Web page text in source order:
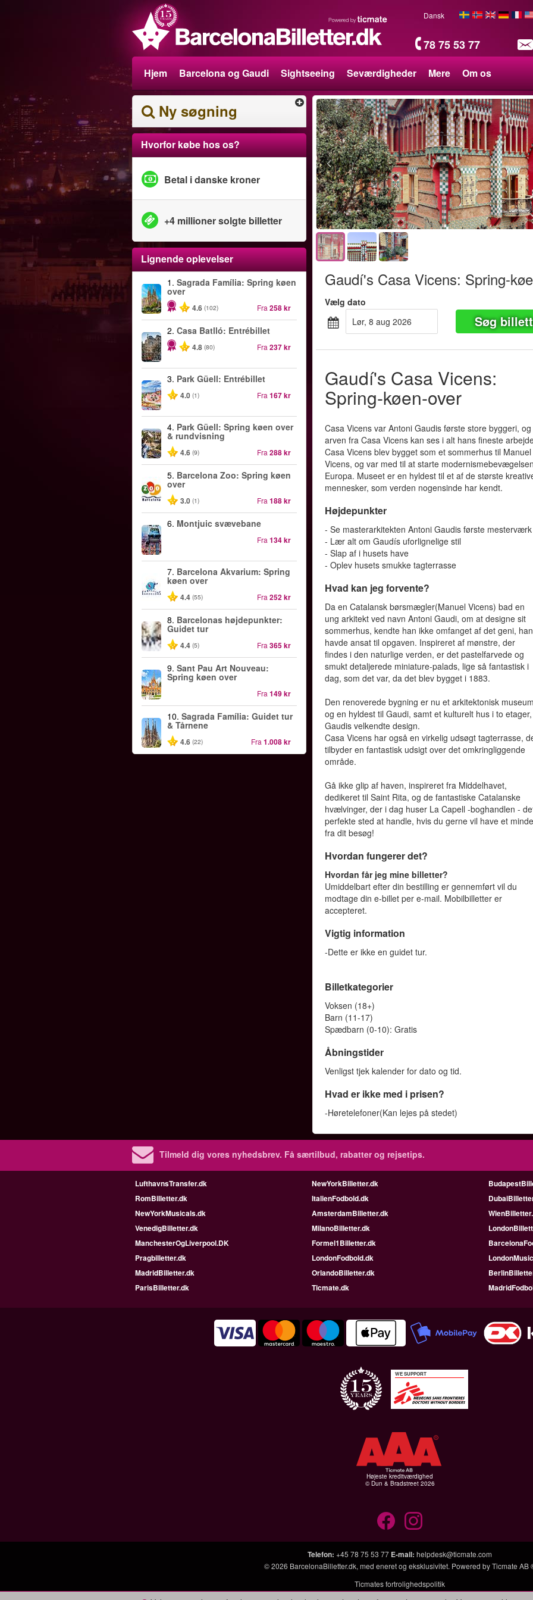
78 75 53 77
Dansk
Hjem Barcelona og Gaudi Sightseeing Seværdigheder Mere Om os
Ny søgning
Hvorfor købe hos os?
Betal i danske kroner
+4 millioner solgte billetter
Lignende oplevelser
1. Sagrada Família: Spring køen
over
4.6 (102) Fra 258 kr
2. Casa Batlló: Entrébillet
4.8 (80) Fra 237 kr
3. Park Güell: Entrébillet
4.0 (1) Fra 167 kr
4. Park Güell: Spring køen over
& rundvisning
4.6 (9) Fra 288 kr
5. Barcelona Zoo: Spring køen
over
3.0 (1) Fra 188 kr
6. Montjuic svævebane
Fra 134 kr
7. Barcelona Akvarium: Spring
køen over
4.4 (55) Fra 252 kr
8. Barcelonas højdepunkter:
Guidet tur
4.4 (5) Fra 365 kr
9. Sant Pau Art Nouveau:
Spring køen over
Fra 149 kr
10. Sagrada Família: Guidet tur
& Tårnene
4.6 (22) Fra 1.008 kr
Gaudí's Casa Vicens: Spring-
Vælg dato
lør, 8 aug 2026
Søg
Gaudí's Casa Vicens:
Spring-køen-over
Casa Vicens var Antoni Gaudis første store byggeri, og
arven fra Casa Vicens kan ses i alt hans fineste
Casa Vicens blev bygget som et sommerhus til Manuel
Vicens, og var med til at starte
Europa. Museet er en hyldest til et af de største
mennesker, som verden nogensinde har kendt.
Højdepunkter
- Se masterarkitekten Antoni Gaudis første mesterværk
- Lær alt om Gaudís uforlignelige stil
- Slap af i husets have
- Oplev husets smukke tagterrasse
Hvad kan jeg forvente?
Da en Catalansk børsmægler(Manuel Vicens) bad en
ung arkitekt ved navn Antoni Gaudi, om at designe sit
sommerhus, kendte han ikke omfanget af det geni, han
havde ansat til opgaven. Inspireret af mønstre, der
findes i den naturlige verden, er det pastelfarvede og
smukt detaljerede miniature-palads, lige så fantastisk i
dag, som det var, da det blev bygget i 1883.
Den renoverede bygning er nu et arkitektonisk
og en hyldest til Gaudi, samt et kulturelt hus i to
Gaudis velkendte design.
Casa Vicens har også en virkelig udsøgt tagterrasse,
tilbyder en fantastisk udsigt over det omkringliggende
område.
Gå ikke glip af haven, inspireret fra Middelhavet,
dedikeret til Saint Rita, og de fantastiske Catalanske
hvælvinger, der i dag huser La Capell -boghandlen -
perfekte sted at handle, hvis du gerne vil have et
fra dit besøg!
Hvordan fungerer det?
Hvordan får jeg mine billetter?
Umiddelbart efter din bestilling er gennemført vil du
modtage din e-billet per e-mail. Mobilbilletter er
accepteret.
Vigtig information
-Dette er ikke en guidet tur.
Billetkategorier
Voksen (18+)
Barn (11-17)
Spædbarn (0-10): Gratis
Åbningstider
Venligst tjek kalender for dato og tid.
Hvad er ikke med i prisen?
-Høretelefoner(Kan lejes på stedet)
Tilmeld dig vores nyhedsbrev. Få særtilbud, rabatter og rejsetips.
LufthavnsTransfer.dk NewYorkBilletter.dk
RomBilletter.dk
ItalienFodbold.dk
NewYorkMusicals.dk
AmsterdamBilletter.dk
VenedigBilletter.dk
MilanoBilletter.dk
ManchesterOgLiverpool.DK
Formel1Billetter.dk
Pragbilletter.dk
LondonFodbold.dk
MadridBilletter.dk
OrlandoBilletter.dk
ParisBilletter.dk
Ticmate.dk
WE SUPPORT
Højeste kreditværdighed
© Dun & Bradstreet 2026
Telefon: +45 78 75 53 77 E-mail: helpdesk@ticmate.com
© 2026 BarcelonaBilletter.dk, med eneret og eksklusivitet. Powered byTicmate AB
Ticmates fortrolighedspolitik